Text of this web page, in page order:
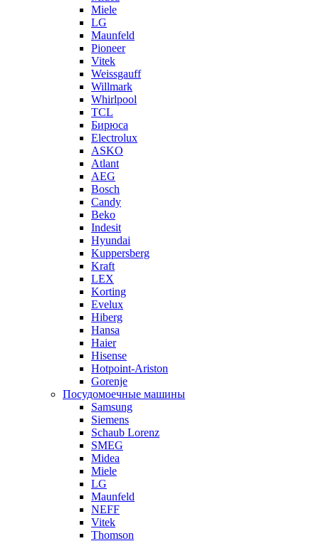
Miele
LG
Maunfeld
Pioneer
Vitek
Weissgauff
Willmark
Whirlpool
TCL
Бирюса
Electrolux
ASKO
Atlant
AEG
Bosch
Candy
Beko
Indesit
Hyundai
Kuppersberg
Kraft
LEX
Korting
Evelux
Hiberg
Hansa
Haier
Hisense
Hotpoint-Ariston
Gorenje
Посудомоечные машины
Samsung
Siemens
Schaub Lorenz
SMEG
Midea
Miele
LG
Maunfeld
NEFF
Vitek
Thomson